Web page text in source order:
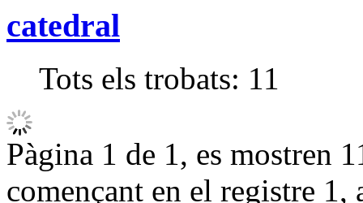
catedral
Tots els trobats: 11
Pàgina 1 de 1, es mostren
començant en el registre 1,